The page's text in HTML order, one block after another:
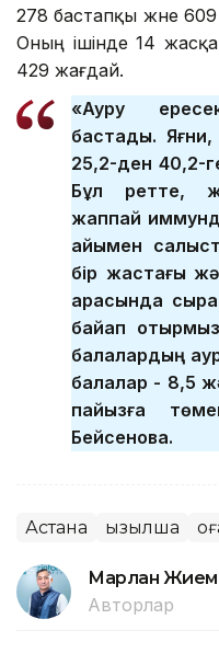
278 бастапқы және
Оның ішінде 14
429 жағдай.
«Ауру
бастады. Яғни,
25,2-ден 40,2-
Бұл ретте,
жаппай
айымен
бір жастағы
арасында
байқап
балалардың
балалар - 8,5
пайызға
Бейсенова.
Астана Қызылша
Марлан
Авторлар